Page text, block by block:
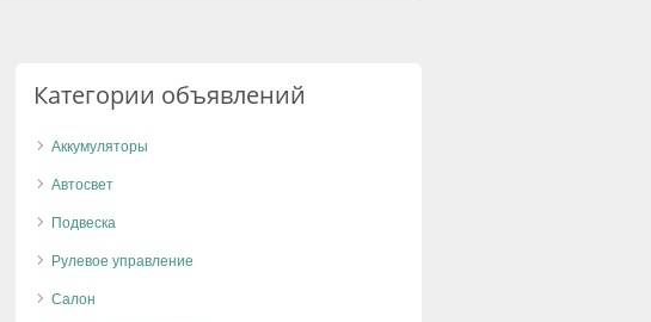
Категории объявлений
Аккумуляторы
Автосвет
Подвеска
Рулевое управление
Салон